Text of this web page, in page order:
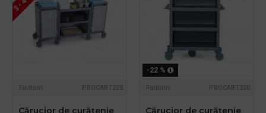
Fantom PROCART225
Cărucior de curățenie
-22 %
Fantom PROCART230
Cărucior de curățenie